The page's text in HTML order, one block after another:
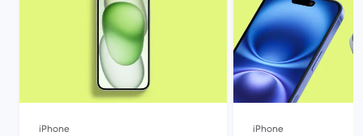
iPhone iPhone